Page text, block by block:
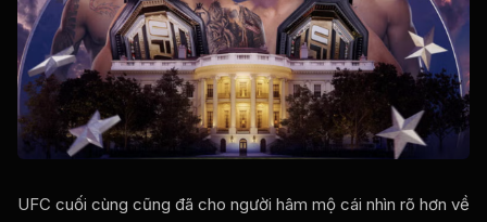
UFC cuối cùng cũng đã cho người hâm mộ cái nhìn rõ hơn về